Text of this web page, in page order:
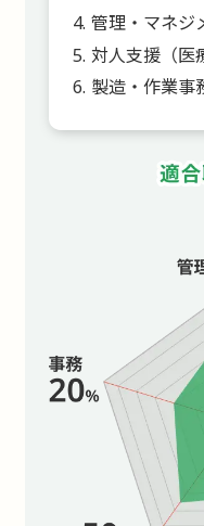
管理・マネジ
対人支援（医
製造・作業事